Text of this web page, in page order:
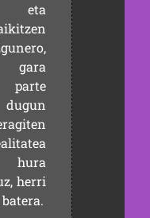
eta
hura
herri